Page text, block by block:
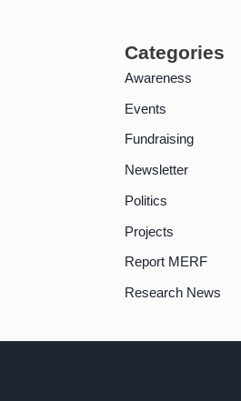
Categories
Awareness
Events
Fundraising
Newsletter
Politics
Projects
Report MERF
Research News